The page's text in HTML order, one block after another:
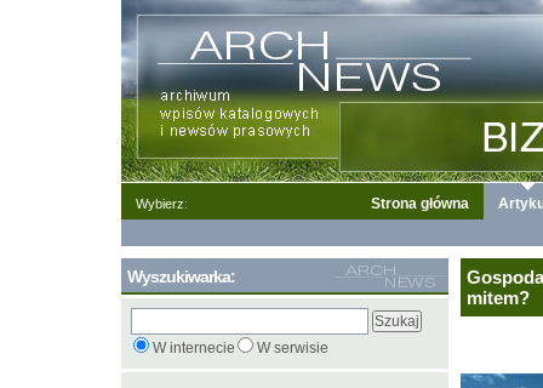
Wybierz: Strona główna
mitem?
Wyszukiwarka:
W internecie W serwisie